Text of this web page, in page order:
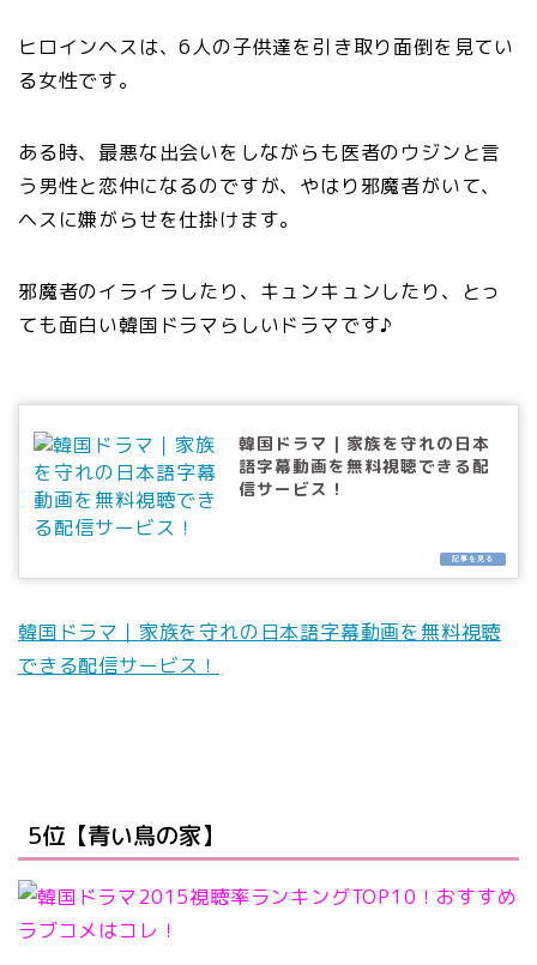
ヒロインヘスは、6人の子供達を引き取り面倒を見てい
る女性です。
ある時、最悪な出会いをしながらも医者のウジンと言
う男性と恋仲になるのですが、やはり邪魔者がいて、
ヘスに嫌がらせを仕掛けます。
邪魔者のイライラしたり、キュンキュンしたり、とっ
ても面白い韓国ドラマらしいドラマです♪
韓国ドラマ｜家族を守れの日本
語字幕動画を無料視聴できる配
信サービス！
韓国ドラマ｜家族を守れの日本語字幕動画を無料視聴
できる配信サービス！
5位【青い鳥の家】